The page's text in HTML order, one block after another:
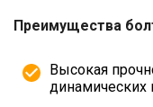
Преимущества
Высокая
динамических